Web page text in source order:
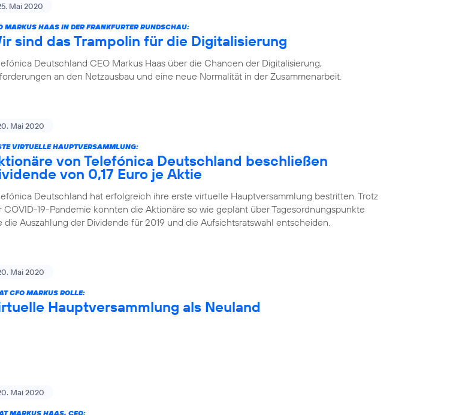
Mai 2020
MARKUS HAAS IN DER FRANKFURTER RUNDSCHAU:
sind das Trampolin für die Digitalisierung
Deutschland CEO Markus Haas über die Chancen der Digitalisierung,
an den Netzausbau und eine neue Normalität in der Zusammenarbeit.
Mai 2020
VIRTUELLE HAUPTVERSAMMLUNG:
von Telefónica Deutschland beschließen
von 0,17 Euro je Aktie
Deutschland hat erfolgreich ihre erste virtuelle Hauptversammlung bestritten. Trotz
COVID-19-Pandemie konnten die Aktionäre so wie geplant über Tagesordnungspunkte
die Auszahlung der Dividende für 2019 und die Aufsichtsratswahl entscheiden.
Mai 2020
CFO MARKUS ROLLE:
Hauptversammlung als Neuland
Mai 2020
MARKUS HAAS, CEO: